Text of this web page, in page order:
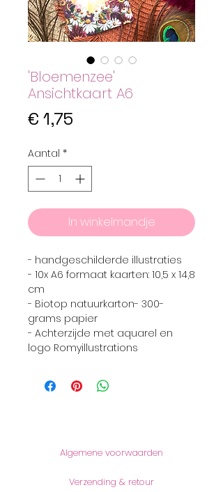
'Bloemenzee'
Ansichtkaart A6
€ 1,75
Aantal *
In winkelmandje
- handgeschilderde illustraties
- 10x A6 formaat kaarten: 10,5 x 14,8
cm
- Biotop natuurkarton- 300-
grams papier
- Achterzijde met aquarel en
logo Romyillustrations
Algemene voorwaarden
Verzending & retour